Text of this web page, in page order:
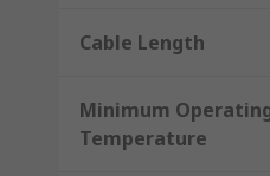
Cable Length
Minimum
Temperature